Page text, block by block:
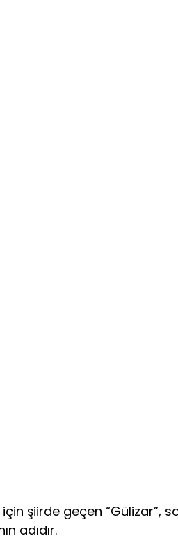
şiirde geçen “Gülizar”,
adıdır.